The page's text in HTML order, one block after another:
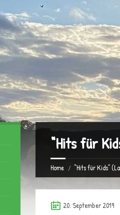
“Hits für
Home “Hits für Kids”
20. September 2019